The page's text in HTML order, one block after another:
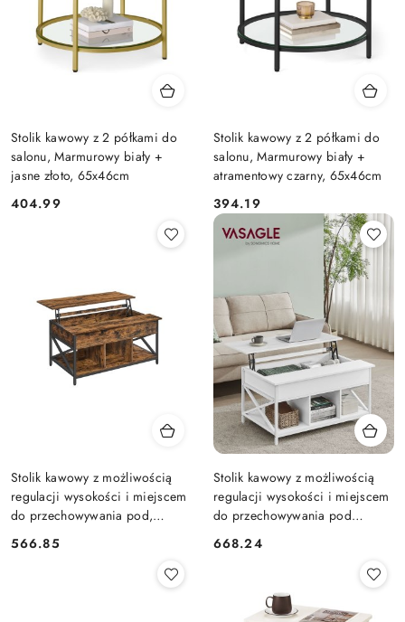
Stolik kawowy z 2 półkami do
salonu, Marmurowy biały +
jasne złoto, 65x46cm
Cena:
404.99
Stolik kawowy z 2 półkami do
salonu, Marmurowy biały +
atramentowy czarny, 65x46cm
Cena:
394.19
Stolik kawowy z możliwością
regulacji wysokości i miejscem
do przechowywania pod,
x (48-62) cm
Cena:
566.85
Stolik kawowy z możliwością
regulacji wysokości i miejscem
do przechowywania pod
62)cm
Cena:
668.24